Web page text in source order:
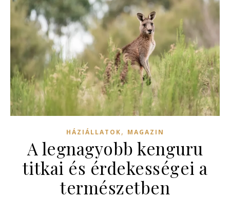
HÁZIÁLLATOK, MAGAZIN
A legnagyobb kenguru
titkai és érdekességei a
természetben